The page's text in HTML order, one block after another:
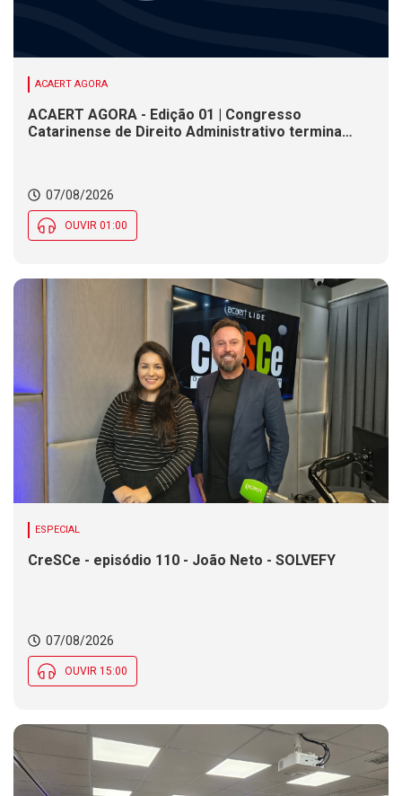
ACAERT AGORA
ACAERT AGORA - Edição 01 | Congresso
Catarinense de Direito Administrativo termina
mantém em parte de SC
07/08/2026
OUVIR 01:00
ESPECIAL
CreSCe - episódio 110 - João Neto - SOLVEFY
07/08/2026
OUVIR 15:00